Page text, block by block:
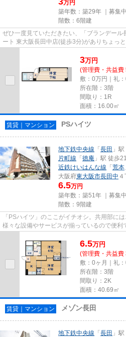
万円
築年数：築29年 ｜募集中
階数：6階建
ぜひ一度見ていただきたい、「ブランデー
ート 東大阪長田中店(徒歩3分)がありちょっ
100mの物件、いかがでしょ...
3万円
(管理費・共益費
敷：0万円｜礼
所在階：3階
間取り：1R
面積：16.00㎡
賃貸｜マンション PSハイツ
地下鉄中央線 「長田 」
片町線 「徳庵 」駅 徒歩
近鉄けいはんな線 「荒本
大阪府東大阪市長田中
6.5万円
築年数：築51年 ｜募集中
階数：9階建
「PSハイツ」のここがイチオシ。共用部に
様々な設備やサービスが揃っているので便利
できますね。こちらの物件か...
6.5万円
(管理費・共益費
敷：0ヶ月｜礼
所在階：3階
間取り：2K
面積：40.69㎡
賃貸｜マンション メゾン長田
地下鉄中央線 「長田 」